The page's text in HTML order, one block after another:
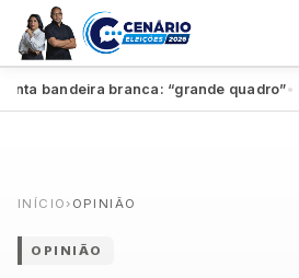
bandeira branca: “grande quadro”●
INÍCIO › OPINIÃO
OPINIÃO